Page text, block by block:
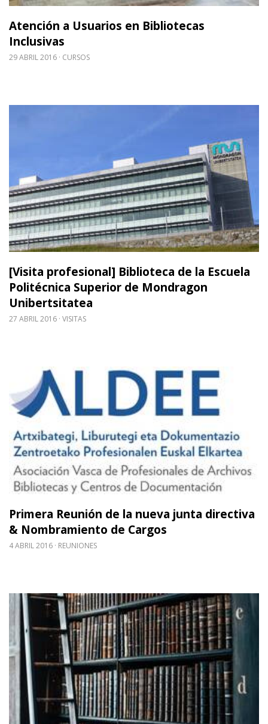
Atención a Usuarios en Bibliotecas
Inclusivas
29 ABRIL 2016 CURSOS
[Visita profesional] Biblioteca de la Escuela
Politécnica Superior de Mondragon
Unibertsitatea
27 ABRIL 2016 VISITAS
Primera Reunión de la nueva junta directiva
& Nombramiento de Cargos
4 ABRIL 2016 REUNIONES
Leer m�s sobre Primera Reunión de la nueva
Leer m�s sobre La conservación sostenible en